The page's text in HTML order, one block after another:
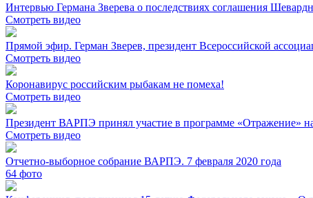
Интервью Германа Зверева о последствиях соглашения
Смотреть видео
Прямой эфир. Герман Зверев, президент Всероссийской
Смотреть видео
Коронавирус российским рыбакам не помеха!
Смотреть видео
Президент ВАРПЭ принял участие в программе «Отражение»
Смотреть видео
Отчетно-выборное собрание ВАРПЭ. 7 февраля 2020 года
64 фото